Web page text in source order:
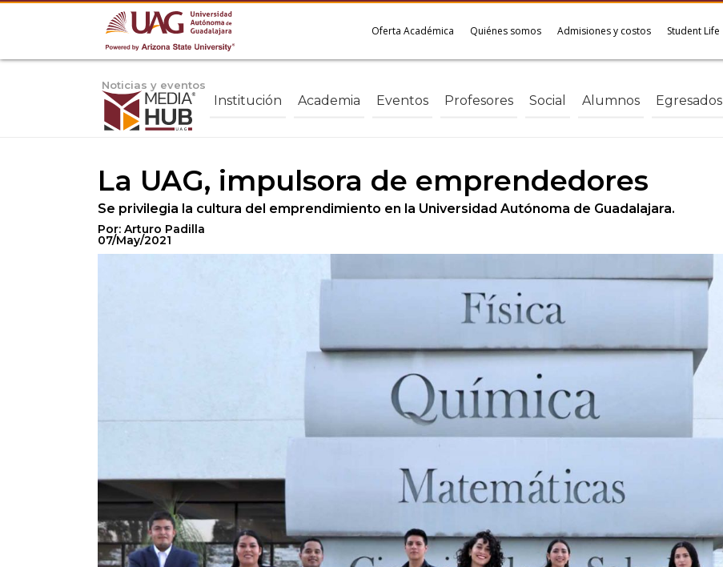
Oferta Académica Quiénes somos Admisiones y costos Student Life
Noticias y eventos
Institución Academia Eventos Profesores Social Alumnos Egresados
La UAG, impulsora de emprendedores
Se privilegia la cultura del emprendimiento en la Universidad Autónoma de Guadalajara.
Por: Arturo Padilla
07/May/2021